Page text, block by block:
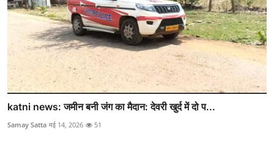
katni news: जमीन बनी जंग का मैदान: देवरी खुर्द में दो प...
Samay Satta मई 14, 2026 51